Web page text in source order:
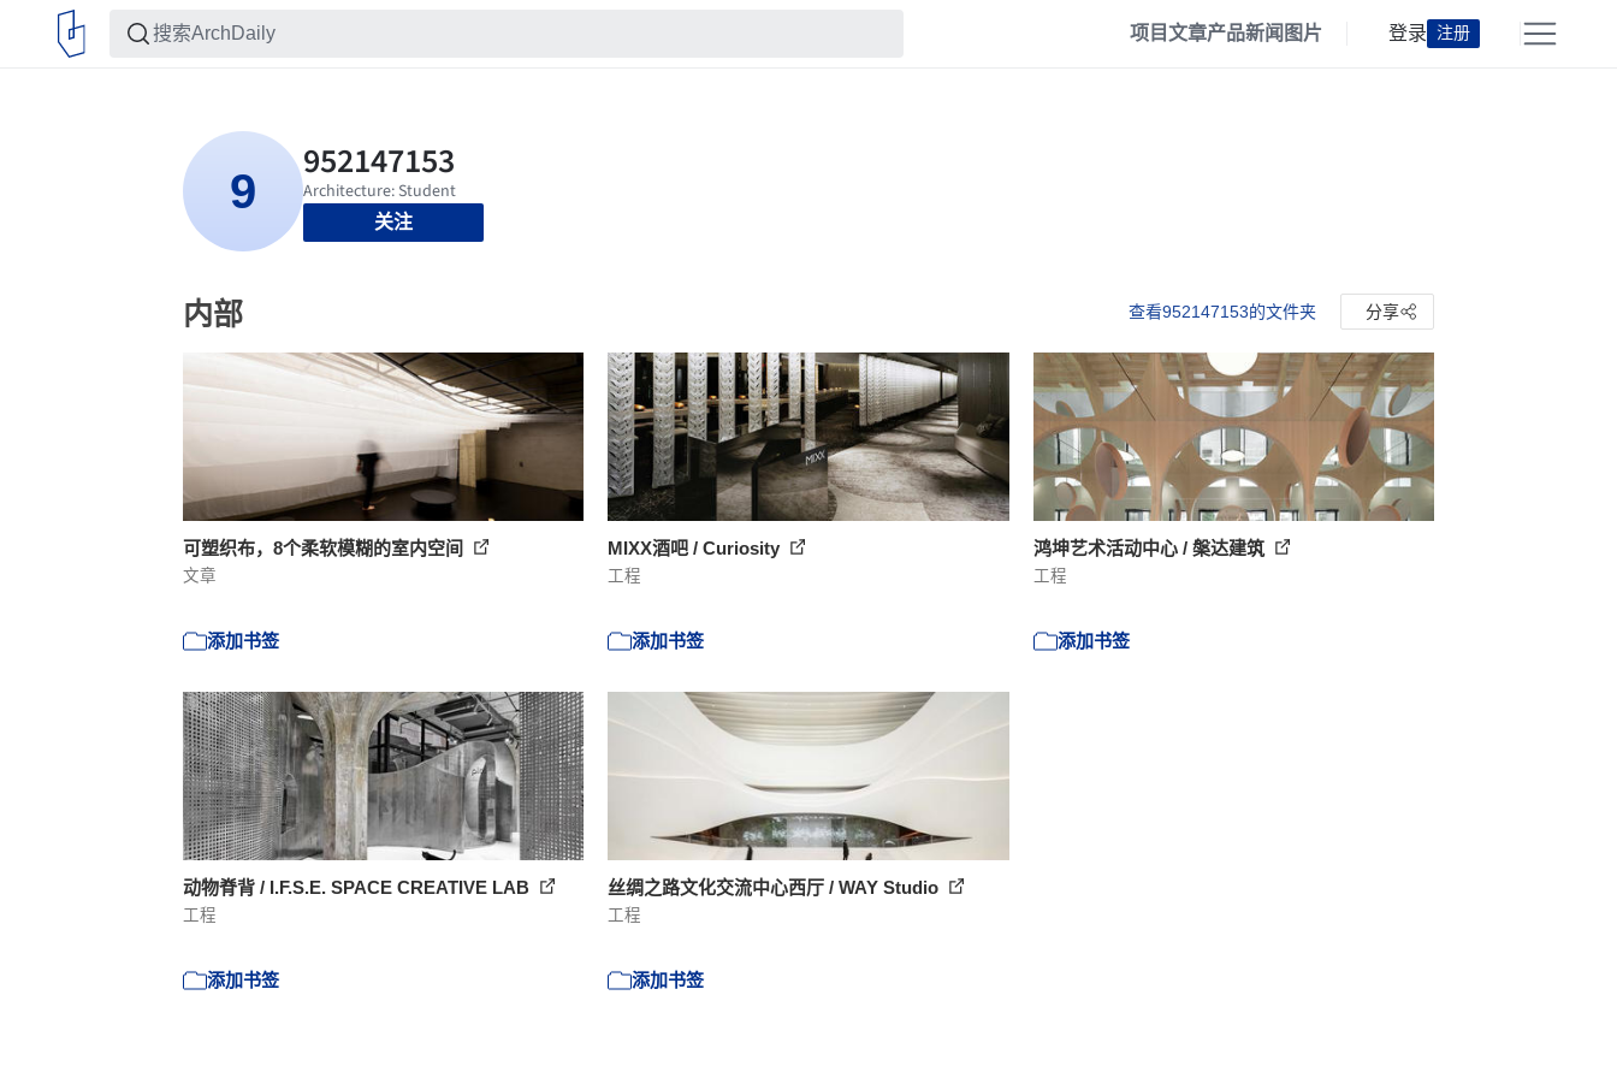
项目文章产品新闻 图片 登录 注册
关注
内部 查看952147153的文件夹 分享
可塑织布，8个柔软模糊的室内空间
文章
添加书签
MIXX酒吧 / Curiosity
工程
添加书签
鸿坤艺术活动中心 / 槃达建筑
工程
添加书签
动物脊背 / I.F.S.E. SPACE CREATIVE LAB
工程
添加书签
丝绸之路文化交流中心西厅 / WAY Studio
工程
添加书签